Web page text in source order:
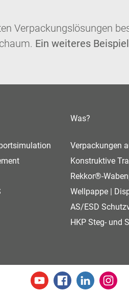
Verpackungslösungen
Ein weiteres
Was?
Verpackungen
Konstruktive
Rekkor®-
Wellpappe |
AS/ESD
HKP Steg- und